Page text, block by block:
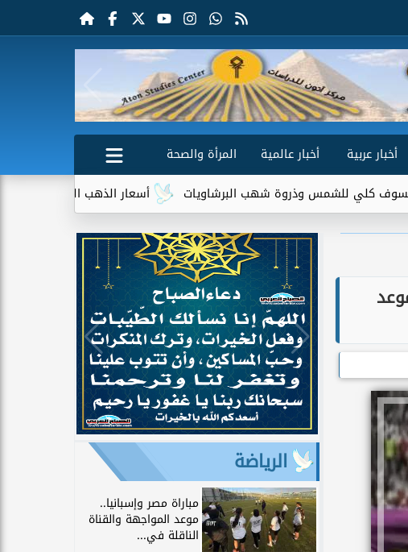
أخبار عربية أخبار عالمية
المرأة والصحة
أسعار الذهب اليوم الجمعة 7 أغسطس 2026.. عيار 21 يسجل 5980 جنيهًا
للشمس وذروة شهب البرشاويات
ومالي الودية قبل كأس العالم 2026 وموعد
الرياضة
مباراة مصر وإسبانيا..
موعد المواجهة والقناة
الناقلة في...